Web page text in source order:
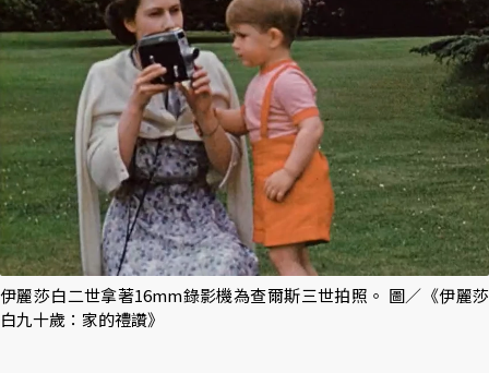
伊麗莎白二世拿著16mm錄影機為查爾斯三世拍照。 圖／《伊麗莎
白九十歲：家的禮讚》